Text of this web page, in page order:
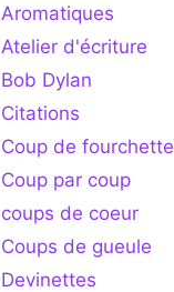
Aromatiques
Atelier d'écriture
Bob Dylan
Citations
Coup de fourchette
Coup par coup
coups de coeur
Coups de gueule
Devinettes